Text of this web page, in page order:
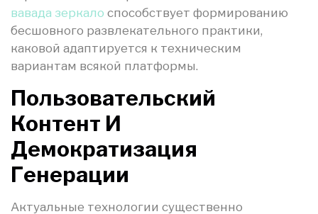
вавада зеркало способствует формированию
бесшовного развлекательного практики,
каковой адаптируется к техническим
вариантам всякой платформы.
Пользовательский
Контент И
Демократизация
Генерации
Актуальные технологии существенно